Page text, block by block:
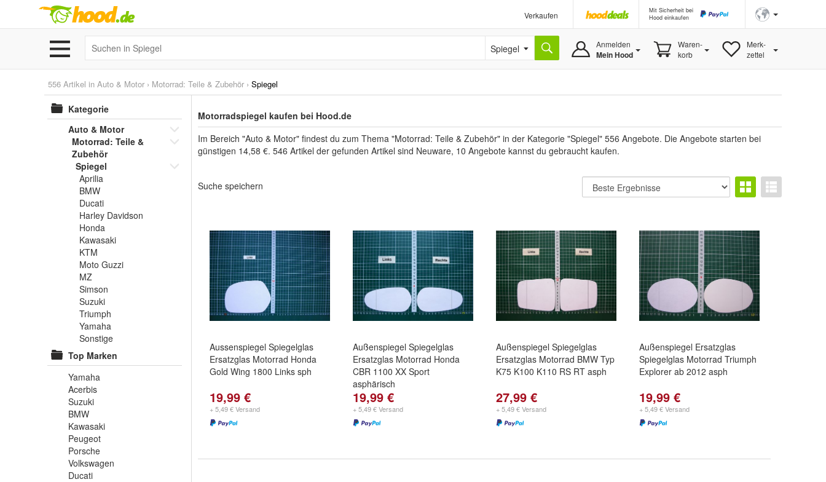
Verkaufen
Mit Sicherheit bei
Hood einkaufen
Spiegel Anmelden
Mein Hood
Waren-
korb
Merk-
zettel
556 Artikel in Auto & Motor › Motorrad: Teile & Zubehör › Spiegel
Kategorie
Auto & Motor
Motorrad: Teile &
Zubehör
Spiegel
Aprilia
BMW
Ducati
Harley Davidson
Honda
Kawasaki
KTM
Moto Guzzi
MZ
Simson
Suzuki
Triumph
Yamaha
Sonstige
Top Marken
Yamaha
Acerbis
Suzuki
BMW
Kawasaki
Peugeot
Porsche
Volkswagen
Ducati
Motorradspiegel kaufen bei Hood.de
Im Bereich "Auto & Motor" findest du zum Thema "Motorrad: Teile & Zubehör" in der Kategorie "Spiegel" 556 Angebote. Die Angebote starten bei
günstigen 14,58 €. 546 Artikel der gefunden Artikel sind Neuware, 10 Angebote kannst du gebraucht kaufen.
Suche speichern
Aussenspiegel Spiegelglas
Ersatzglas Motorrad Honda
Gold Wing 1800 Links sph
19,99 €
+ 5,49 € Versand
Außenspiegel Spiegelglas
Ersatzglas Motorrad Honda
CBR 1100 XX Sport
asphärisch
19,99 €
+ 5,49 € Versand
Außenspiegel Spiegelglas
Ersatzglas Motorrad BMW Typ
K75 K100 K110 RS RT asph
27,99 €
+ 5,49 € Versand
Außenspiegel Ersatzglas
Spiegelglas Motorrad Triumph
Explorer ab 2012 asph
19,99 €
+ 5,49 € Versand